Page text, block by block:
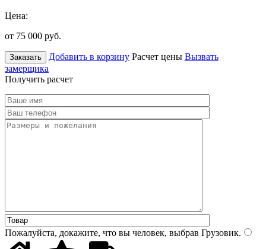
Цена:
от 75 000 руб.
Заказать Добавить в корзину Расчет цены Вызвать
замерщика
Получить расчет
Пожалуйста, докажите, что вы человек, выбрав Грузовик.